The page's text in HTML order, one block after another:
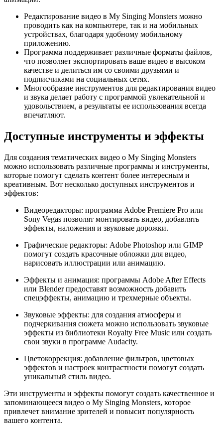
Редактирование видео в My Singing Monsters можно
проводить как на компьютере, так и на мобильных
устройствах, благодаря удобному мобильному
приложению.
Программа поддерживает различные форматы файлов,
что позволяет экспортировать ваше видео в высоком
качестве и делиться им со своими друзьями и
подписчиками на социальных сетях.
Многообразие инструментов для редактирования видео
и звука делает работу с программой увлекательной и
удовольствием, а результаты ее использования всегда
впечатляют.
Доступные инструменты и эффекты
Для создания тематических видео о My Singing Monsters
можно использовать различные программы и инструменты,
которые помогут сделать контент более интересным и
креативным. Вот несколько доступных инструментов и
эффектов:
Видеоредакторы: программа Adobe Premiere Pro или
Sony Vegas позволят монтировать видео, добавлять
эффекты, наложения и звуковые дорожки.
Графические редакторы: Adobe Photoshop или GIMP
помогут создать красочные обложки для видео,
нарисовать иллюстрации или анимацию.
Эффекты и анимация: программы Adobe After Effects
или Blender предоставят возможность добавить
спецэффекты, анимацию и трехмерные объекты.
Звуковые эффекты: для создания атмосферы и
подчеркивания сюжета можно использовать звуковые
эффекты из библиотеки Royalty Free Music или создать
свои звуки в программе Audacity.
Цветокоррекция: добавление фильтров, цветовых
эффектов и настроек контрастности помогут создать
уникальный стиль видео.
Эти инструменты и эффекты помогут создать качественное и
запоминающееся видео о My Singing Monsters, которое
привлечет внимание зрителей и повысит популярность
вашего контента.